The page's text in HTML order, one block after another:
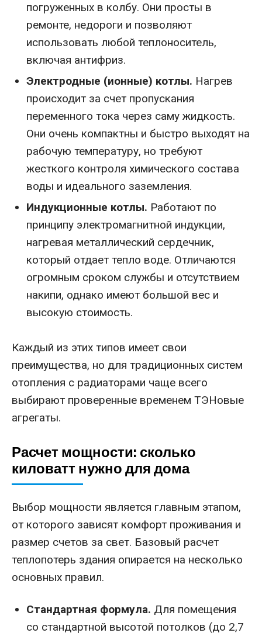
погруженных в колбу. Они просты в
ремонте, недороги и позволяют
использовать любой теплоноситель,
включая антифриз.
Электродные (ионные) котлы. Нагрев
происходит за счет пропускания
переменного тока через саму жидкость.
Они очень компактны и быстро выходят на
рабочую температуру, но требуют
жесткого контроля химического состава
воды и идеального заземления.
Индукционные котлы. Работают по
принципу электромагнитной индукции,
нагревая металлический сердечник,
который отдает тепло воде. Отличаются
огромным сроком службы и отсутствием
накипи, однако имеют большой вес и
высокую стоимость.
Каждый из этих типов имеет свои
преимущества, но для традиционных систем
отопления с радиаторами чаще всего
выбирают проверенные временем ТЭНовые
агрегаты.
Расчет мощности: сколько
киловатт нужно для дома
Выбор мощности является главным этапом,
от которого зависят комфорт проживания и
размер счетов за свет. Базовый расчет
теплопотерь здания опирается на несколько
основных правил.
Стандартная формула. Для помещения
со стандартной высотой потолков (до 2,7